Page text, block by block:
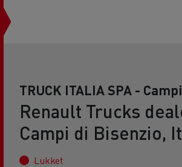
TRUCK ITALIA SPA -
Renault Trucks
Campi di Bisenzio,
Lukket